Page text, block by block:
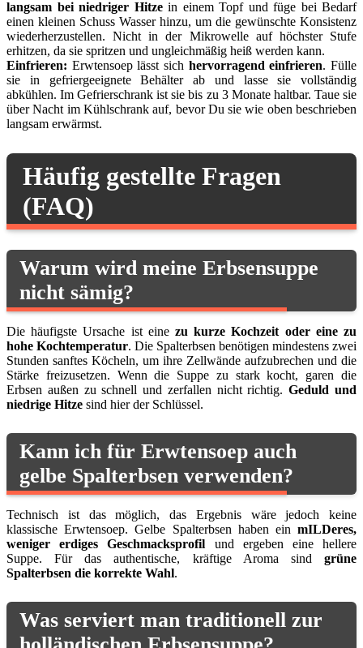
langsam bei niedriger Hitzein einem Topf und füge bei Bedarf
einen kleinen Schuss Wasser hinzu, um die gewünschte Konsistenz
wiederherzustellen. Nicht in der Mikrowelle auf höchster Stufe
erhitzen, da sie spritzen und ungleichmäßig heiß werden kann.
Einfrieren: Erwtensoep lässt sich hervorragend einfrieren. Fülle
sie in gefriergeeignete Behälter ab und lasse sie vollständig
abkühlen. Im Gefrierschrank ist sie bis zu 3 Monate haltbar. Taue sie
über Nacht im Kühlschrank auf, bevor Du sie wie oben beschrieben
langsam erwärmst.
Häufig gestellte Fragen
(FAQ)
Warum wird meine Erbsensuppe
nicht sämig?
Die häufigste Ursache ist eine zu kurze Kochzeit oder eine zu
hohe Kochtemperatur. Die Spalterbsen benötigen mindestens zwei
Stunden sanftes Köcheln, um ihre Zellwände aufzubrechen und die
Stärke freizusetzen. Wenn die Suppe zu stark kocht, garen die
Erbsen außen zu schnell und zerfallen nicht richtig.Geduld und
niedrige Hitze sind hier der Schlüssel.
Kann ich für Erwtensoep auch
gelbe Spalterbsen verwenden?
Technisch ist das möglich, das Ergebnis wäre jedoch keine
klassische Erwtensoep. Gelbe Spalterbsen haben ein mILDeres,
weniger erdiges Geschmacksprofil und ergeben eine hellere
Suppe. Für das authentische, kräftige Aroma sind grüne
Spalterbsen die korrekte Wahl.
Was serviert man traditionell zur